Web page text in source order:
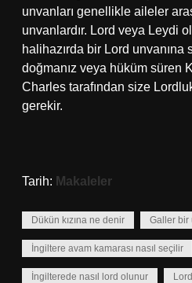
unvanları genellikle aileler
unvanlardır. Lord veya Leydi
halihazırda bir Lord unvanına
doğmanız veya hüküm süren
Charles tarafından size
gerekir.
Tarih: Makaleler
Dükün kızına ne denir Galler bir
İngiltere avam kamarası nasıl seçilir
İngilterede nasıl lord olunur